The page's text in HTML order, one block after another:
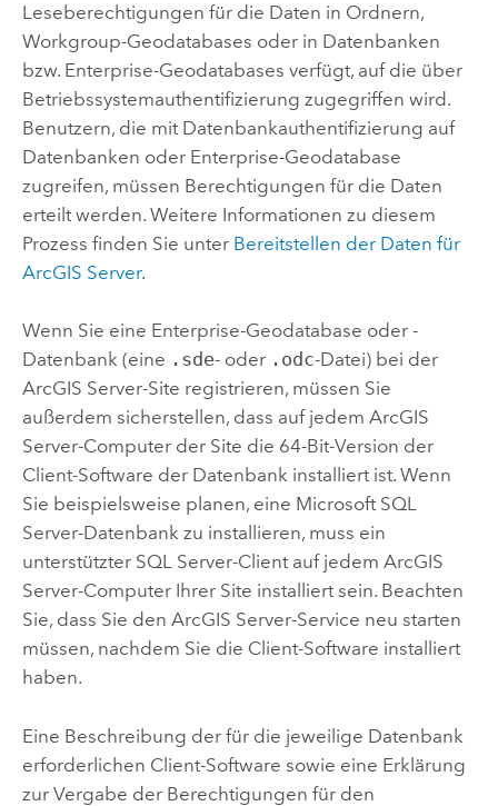
Leseberechtigungen für die Daten in Ordnern,
Workgroup-Geodatabases oder in Datenbanken
bzw. Enterprise-Geodatabases verfügt, auf die über
Betriebssystemauthentifizierung zugegriffen wird.
Benutzern, die mit Datenbankauthentifizierung auf
Datenbanken oder Enterprise-Geodatabase
zugreifen, müssen Berechtigungen für die Daten
erteilt werden. Weitere Informationen zu diesem
Prozess finden Sie unter Bereitstellen der Daten für
ArcGIS Server.
Wenn Sie eine Enterprise-Geodatabase oder -
Datenbank (eine .sde- oder .odc-Datei) bei der
ArcGIS Server-Site registrieren, müssen Sie
außerdem sicherstellen, dass auf jedem ArcGIS
Server-Computer der Site die 64-Bit-Version der
Client-Software der Datenbank installiert ist. Wenn
Sie beispielsweise planen, eine Microsoft SQL
Server-Datenbank zu installieren, muss ein
unterstützter SQL Server-Client auf jedem ArcGIS
Server-Computer Ihrer Site installiert sein. Beachten
Sie, dass Sie den ArcGIS Server-Service neu starten
müssen, nachdem Sie die Client-Software installiert
haben.
Eine Beschreibung der für die jeweilige Datenbank
erforderlichen Client-Software sowie eine Erklärung
zur Vergabe der Berechtigungen für den